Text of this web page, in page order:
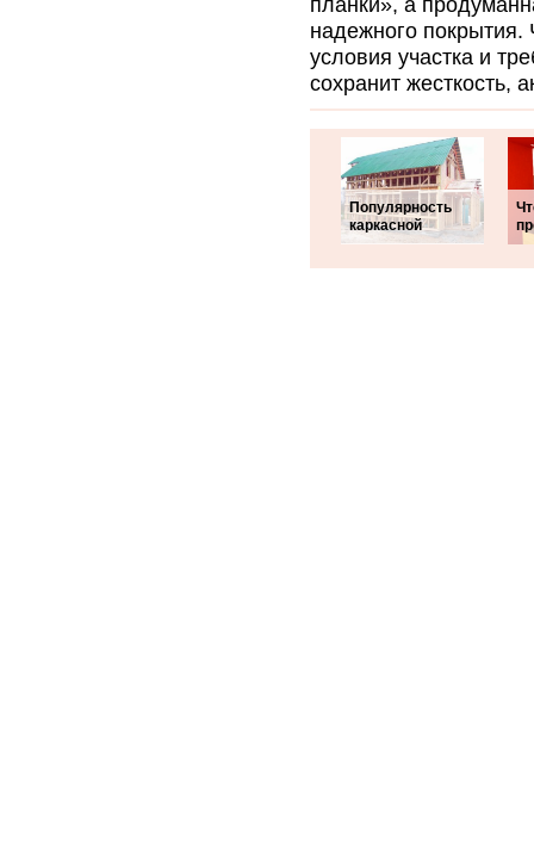
планки», а
надежного покрытия.
условия участка и
сохранит жесткость,
Популярность
каркасной